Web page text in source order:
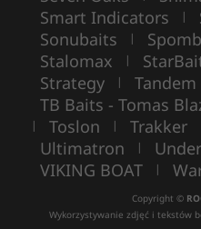
Smart Indicators |
Sonubaits | Spomb
Stalomax |
Strategy |
TB Baits - Tomas
| Toslon | Trakker
Ultimatron |
VIKING BOAT |
Copyright ©
Wykorzystywanie zdjęć i tekstów